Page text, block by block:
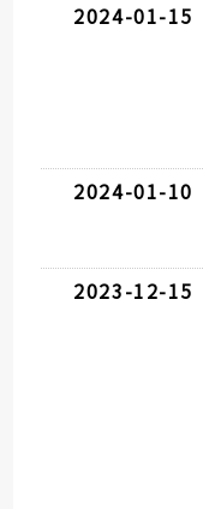
2024-01-15
2024-01-10
2023-12-15